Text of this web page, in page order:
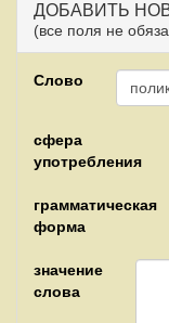
ДОБАВИТЬ
(все поля не
Слово
сфера
употребления
грамматическая
форма
значение
слова